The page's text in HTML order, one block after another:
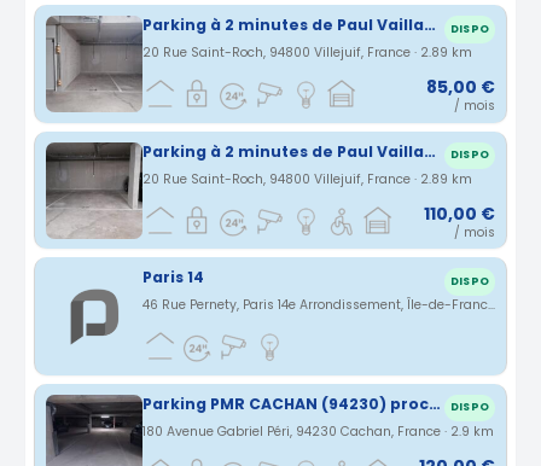
Parking à 2 minutes de Paul Vaillant Couturier (ligne 7) DISPO
20 Rue Saint-Roch, 94800 Villejuif, France · 2.89 km
85,00 €
/ mois
Parking à 2 minutes de Paul Vaillant Couturier (ligne 7) DISPO
20 Rue Saint-Roch, 94800 Villejuif, France · 2.89 km
110,00 €
/ mois
Paris 14 DISPO
46 Rue Pernety, Paris 14e Arrondissement, Île-de-France, France · 2.89 km
Parking PMR CACHAN (94230) proche A6-A10-A86-Paris-Orly-Rungis-gare de Lyon (ligne 14 à 600 mètres 4 stations) DISPO
180 Avenue Gabriel Péri, 94230 Cachan, France · 2.9 km